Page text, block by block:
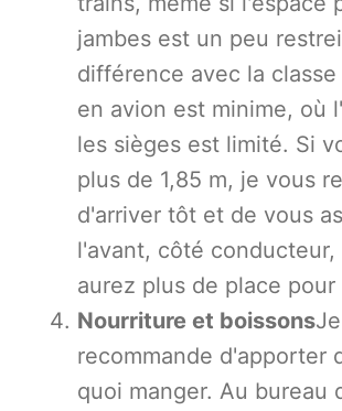
jambes est un peu
différence avec la
en avion est minime, où
les sièges est limité. Si
plus de 1,85 m, je vous
d'arriver tôt et de vous
l'avant, côté conducteur,
aurez plus de place pour
Nourriture et boissons
recommande d'apporter
quoi manger. Au bureau